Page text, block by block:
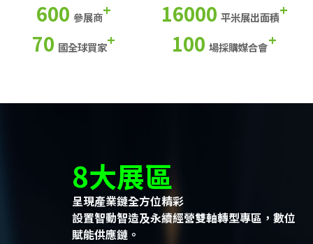
600 參展商+ 16000 平米展出面積+
70 國全球買家+ 100 場採購媒合會+
8大展區
呈現產業鏈全方位精彩
設置智動智造及永續經營雙軸轉型專區，數位
賦能供應鏈。